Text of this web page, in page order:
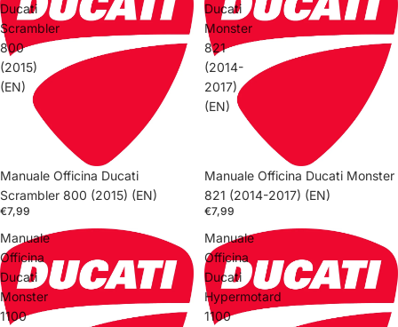
Ducati
Scrambler
800
(2015)
(EN)
Manuale Officina Ducati
Scrambler 800 (2015) (EN)
€7,99
Ducati
Monster
821
(2014-
2017)
(EN)
Manuale Officina Ducati Monster
821 (2014-2017) (EN)
€7,99
Manuale
Officina
Ducati
Monster
1100
Manuale
Officina
Ducati
Hypermotard
1100